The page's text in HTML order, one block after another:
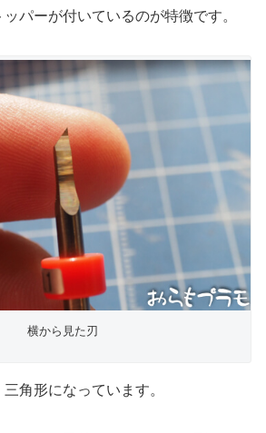
パーが付いているのが特徴です。
横から見た刃
角形になっています。